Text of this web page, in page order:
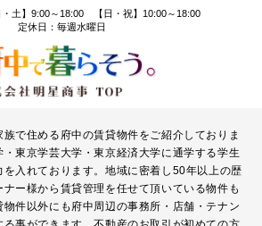
・土】9:00～18:00 【日・祝】10:00～18:00
定休日：毎週水曜日
で住める府中の賃貸物件をご紹介しておりま
東京学芸大学・東京経済大学に通学する学生
を入れております。地域に密着し50年以上の歴
ー様から賃貸管理を任せて頂いている物件も
件以外にも府中周辺の事務所・店舗・テナン